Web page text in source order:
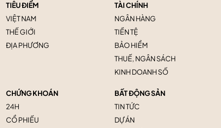
TIÊU ĐIỂM
VIỆT NAM
THẾ GIỚI
ĐỊA PHƯƠNG
TÀI CHÍNH
NGÂN HÀNG
TIỀN TỆ
BẢO HIỂM
THUẾ, NGÂN SÁCH
KINH DOANH SỐ
CHỨNG KHOÁN
24H
CỔ PHIẾU
BẤT ĐỘNG SẢN
TIN TỨC
DỰ ÁN